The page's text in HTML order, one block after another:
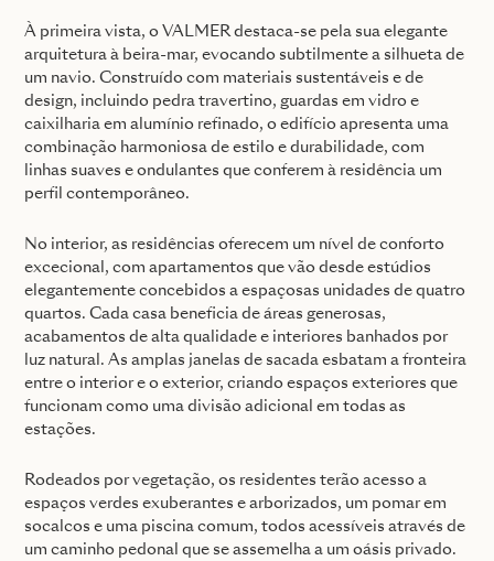
À primeira vista, o VALMER destaca-se pela sua elegante
arquitetura à beira-mar, evocando subtilmente a silhueta de
um navio. Construído com materiais sustentáveis e de
design, incluindo pedra travertino, guardas em vidro e
caixilharia em alumínio refinado, o edifício apresenta uma
combinação harmoniosa de estilo e durabilidade, com
linhas suaves e ondulantes que conferem à residência um
perfil contemporâneo.
No interior, as residências oferecem um nível de conforto
excecional, com apartamentos que vão desde estúdios
elegantemente concebidos a espaçosas unidades de quatro
quartos. Cada casa beneficia de áreas generosas,
acabamentos de alta qualidade e interiores banhados por
luz natural. As amplas janelas de sacada esbatam a fronteira
entre o interior e o exterior, criando espaços exteriores que
funcionam como uma divisão adicional em todas as
estações.
Rodeados por vegetação, os residentes terão acesso a
espaços verdes exuberantes e arborizados, um pomar em
socalcos e uma piscina comum, todos acessíveis através de
um caminho pedonal que se assemelha a um oásis privado.